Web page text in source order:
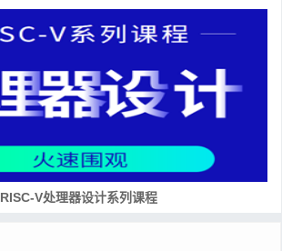
RISC-V处理器设计系列课程